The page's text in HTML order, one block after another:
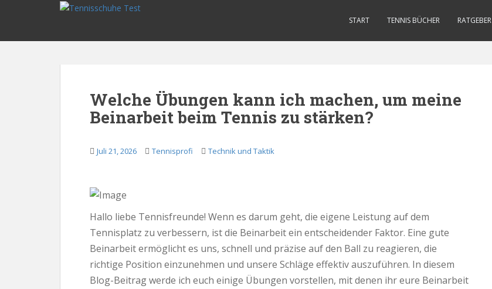
START TENNIS BÜCHER RATGEBER
Welche Übungen kann ich machen, um meine
Beinarbeit beim Tennis zu stärken?
Juli 21, 2026 Tennisprofi Technik und Taktik
Hallo liebe Tennisfreunde! Wenn es darum geht, die eigene Leistung auf dem
Tennisplatz zu verbessern, ist die Beinarbeit ein entscheidender Faktor. Eine gute
Beinarbeit ermöglicht es uns, schnell und präzise auf den Ball zu reagieren, die
richtige Position einzunehmen und unsere Schläge effektiv auszuführen. In diesem
Blog-Beitrag werde ich euch einige Übungen vorstellen, mit denen ihr eure Beinarbeit